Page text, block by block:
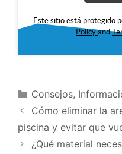
Este sitio está protegido
Policy and
Consejos,
Cómo eliminar la
piscina y evitar que
¿Qué material